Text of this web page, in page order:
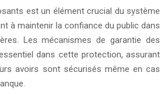
est un élément crucial du système
à maintenir la confiance du public dans
Les mécanismes de garantie des
dans cette protection, assurant
avoirs sont sécurisés même en cas